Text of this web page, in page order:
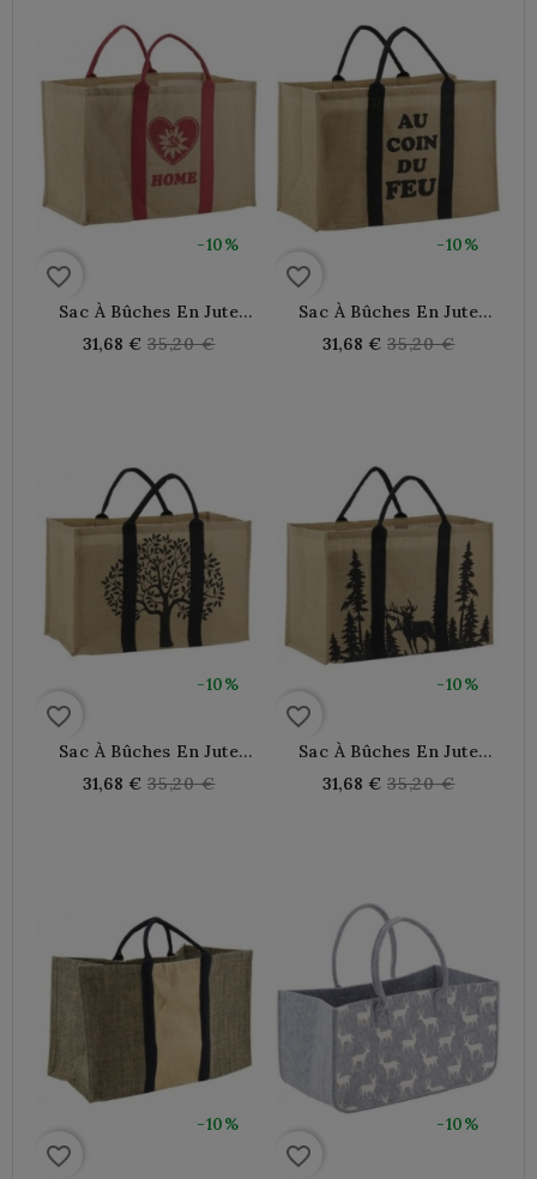
-10%
favorite_border
Sac À Bûches En Jute
Plastifié Décor Coeur
Rouge
31,68 € Regular
35,20 €
-10%
favorite_border
Sac À Bûches En Jute
Plastifié, Au Coin Du Feu
31,68 € Regular
35,20 €
-10%
favorite_border
Sac À Bûches En Jute
Naturel Arbre De Vie
31,68 € Regular
35,20 €
-10%
favorite_border
Sac À Bûches En Jute
Plastifié Sapins Et Cerf
Noir
31,68 € Regular
35,20 €
-10%
favorite_border
-10%
favorite_border